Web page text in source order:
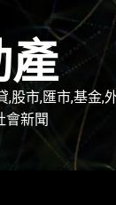
產
,股市,匯市,基金,
會新聞